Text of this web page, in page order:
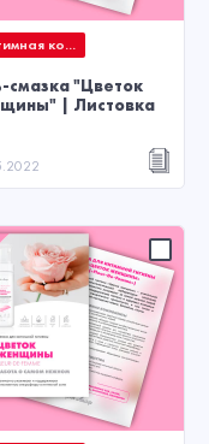
ко...
смазка "Цветок
| Листовка